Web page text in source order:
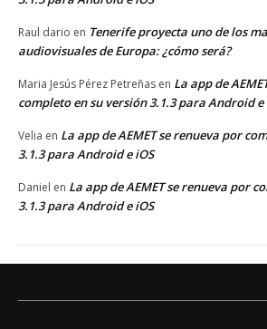
Raul dario en Tenerife proyecta uno de los
audiovisuales de Europa: ¿cómo será?
Maria Jesús Pérez Petreñas en La app de
completo en su versión 3.1.3 para Android e
Velia en La app de AEMET se renueva por
3.1.3 para Android e iOS
Daniel en La app de AEMET se renueva por
3.1.3 para Android e iOS